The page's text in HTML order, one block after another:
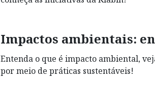
Impactos ambientais:
Entenda o que é impacto ambiental,
por meio de práticas sustentáveis!